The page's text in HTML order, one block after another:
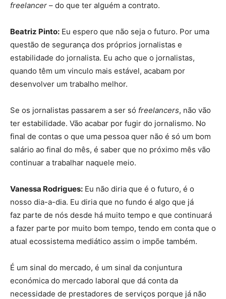
freelancer – do que ter alguém a contrato.
Beatriz Pinto: Eu espero que não seja o futuro. Por uma
questão de segurança dos próprios jornalistas e
estabilidade do jornalista. Eu acho que o jornalistas,
quando têm um vinculo mais estável, acabam por
desenvolver um trabalho melhor.
Se os jornalistas passarem a ser só freelancers, não vão
ter estabilidade. Vão acabar por fugir do jornalismo. No
final de contas o que uma pessoa quer não é só um bom
salário ao final do mês, é saber que no próximo mês vão
continuar a trabalhar naquele meio.
Vanessa Rodrigues: Eu não diria que é o futuro, é o
nosso dia-a-dia. Eu diria que no fundo é algo que já
faz parte de nós desde há muito tempo e que continuará
a fazer parte por muito bom tempo, tendo em conta que o
atual ecossistema mediático assim o impõe também.
É um sinal do mercado, é um sinal da conjuntura
económica do mercado laboral que dá conta da
necessidade de prestadores de serviços porque já não